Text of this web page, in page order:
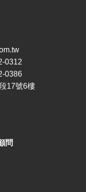
0312
0386
17號6樓
問